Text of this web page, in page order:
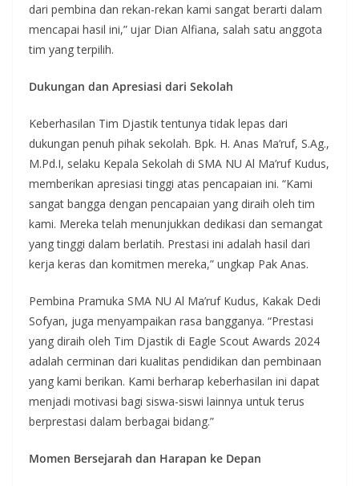
dari pembina dan rekan-rekan kami sangat berarti dalam
mencapai hasil ini,” ujar Dian Alfiana, salah satu anggota
tim yang terpilih.
Dukungan dan Apresiasi dari Sekolah
Keberhasilan Tim Djastik tentunya tidak lepas dari
dukungan penuh pihak sekolah. Bpk. H. Anas Ma’ruf, S.Ag.,
M.Pd.I, selaku Kepala Sekolah di SMA NU Al Ma’ruf Kudus,
memberikan apresiasi tinggi atas pencapaian ini. “Kami
sangat bangga dengan pencapaian yang diraih oleh tim
kami. Mereka telah menunjukkan dedikasi dan semangat
yang tinggi dalam berlatih. Prestasi ini adalah hasil dari
kerja keras dan komitmen mereka,” ungkap Pak Anas.
Pembina Pramuka SMA NU Al Ma’ruf Kudus, Kakak Dedi
Sofyan, juga menyampaikan rasa bangganya. “Prestasi
yang diraih oleh Tim Djastik di Eagle Scout Awards 2024
adalah cerminan dari kualitas pendidikan dan pembinaan
yang kami berikan. Kami berharap keberhasilan ini dapat
menjadi motivasi bagi siswa-siswi lainnya untuk terus
berprestasi dalam berbagai bidang.”
Momen Bersejarah dan Harapan ke Depan